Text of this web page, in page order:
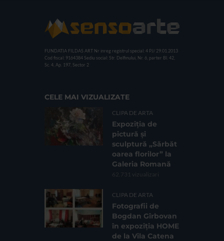
FUNDATIA FILDAS ART Nr inreg registrul special: 4 PJ/ 29.01.2013
Cod fiscal: 9164384 Sediu social: Str. Delfinului, Nr. 6, parter Bl. 42,
Sc. 4, Ap. 197, Sector 2
CELE MAI VIZUALIZATE
CLIPA DE ARTA
Expoziția de
pictură și
sculptură „Sărbăt
oarea florilor” la
Galeria Romană
62.731 vizualizari
CLIPA DE ARTA
Fotografii de
Bogdan Gîrbovan
în expoziția HOME
de la Vila Catena